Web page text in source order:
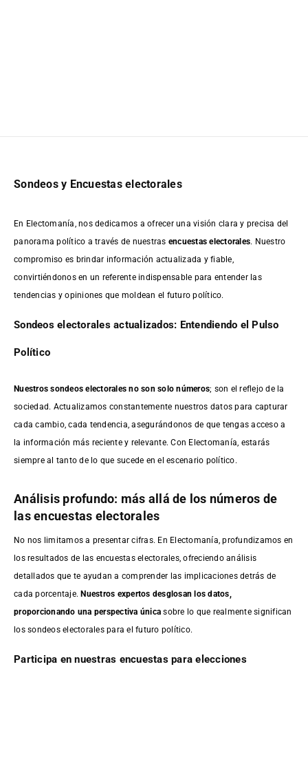
Sondeos y Encuestas electorales
En Electomanía, nos dedicamos a ofrecer una visión clara y precisa del
panorama político a través de nuestras encuestas electorales. Nuestro
compromiso es brindar información actualizada y fiable,
convirtiéndonos en un referente indispensable para entender las
tendencias y opiniones que moldean el futuro político.
Sondeos electorales actualizados: Entendiendo el Pulso
Político
Nuestros sondeos electorales no son solo números; son el reflejo de la
sociedad. Actualizamos constantemente nuestros datos para capturar
cada cambio, cada tendencia, asegurándonos de que tengas acceso a
la información más reciente y relevante. Con Electomanía, estarás
siempre al tanto de lo que sucede en el escenario político.
Análisis profundo: más allá de los números de
las encuestas electorales
No nos limitamos a presentar cifras. En Electomanía, profundizamos en
los resultados de las encuestas electorales, ofreciendo análisis
detallados que te ayudan a comprender las implicaciones detrás de
cada porcentaje. Nuestros expertos desglosan los datos,
proporcionando una perspectiva única sobre lo que realmente significan
los sondeos electorales para el futuro político.
Participa en nuestras encuestas para elecciones